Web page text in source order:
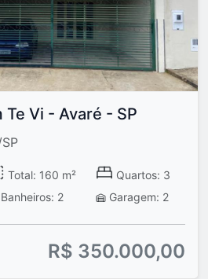
Te Vi - Avaré - SP
Total: 160 m²
Quartos: 3
2 Garagem: 2
R$ 350.000,00